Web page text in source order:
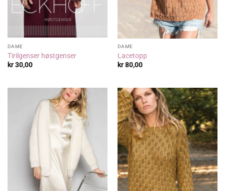
DAME
Tirilgenser høstgenser
kr30,00
DAME
Lacetopp
kr80,00